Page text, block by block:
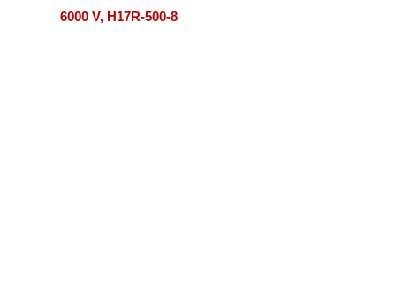
6000 V, H17R-500-8